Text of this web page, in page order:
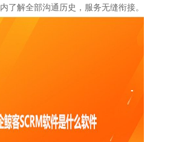
了解全部沟通历史，服务无缝衔接。